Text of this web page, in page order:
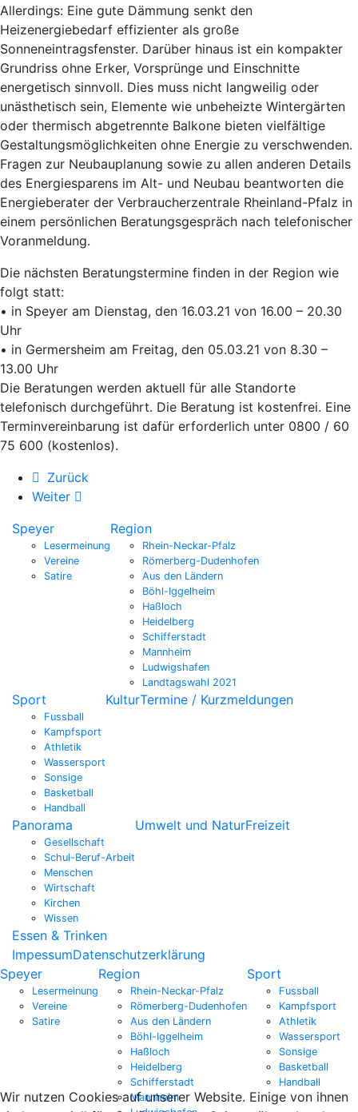
Allerdings: Eine gute Dämmung senkt den
Heizenergiebedarf effizienter als große
Sonneneintragsfenster. Darüber hinaus ist ein kompakter
Grundriss ohne Erker, Vorsprünge und Einschnitte
energetisch sinnvoll. Dies muss nicht langweilig oder
unästhetisch sein, Elemente wie unbeheizte Wintergärten
oder thermisch abgetrennte Balkone bieten vielfältige
Gestaltungsmöglichkeiten ohne Energie zu verschwenden.
Fragen zur Neubauplanung sowie zu allen anderen Details
des Energiesparens im Alt- und Neubau beantworten die
Energieberater der Verbraucherzentrale Rheinland-Pfalz in
einem persönlichen Beratungsgespräch nach telefonischer
Voranmeldung.
Die nächsten Beratungstermine finden in der Region wie
folgt statt:
• in Speyer am Dienstag, den 16.03.21 von 16.00 – 20.30
Uhr
• in Germersheim am Freitag, den 05.03.21 von 8.30 –
13.00 Uhr
Die Beratungen werden aktuell für alle Standorte
telefonisch durchgeführt. Die Beratung ist kostenfrei. Eine
Terminvereinbarung ist dafür erforderlich unter 0800 / 60
75 600 (kostenlos).
Zurück
Weiter
Speyer
Lesermeinung
Vereine
Satire
Region
Rhein-Neckar-Pfalz
Römerberg-Dudenhofen
Aus den Ländern
Böhl-Iggelheim
Haßloch
Heidelberg
Schifferstadt
Mannheim
Ludwigshafen
Landtagswahl 2021
Sport
Fussball
Kampfsport
Athletik
Wassersport
Sonsige
Basketball
Handball
KulturTermine / Kurzmeldungen
Panorama
Gesellschaft
Schul-Beruf-Arbeit
Menschen
Wirtschaft
Kirchen
Wissen
Umwelt und NaturFreizeit
Essen & Trinken
ImpessumDatenschutzerklärung
Speyer
Lesermeinung
Vereine
Satire
Region
Rhein-Neckar-Pfalz
Römerberg-Dudenhofen
Aus den Ländern
Böhl-Iggelheim
Haßloch
Heidelberg
Schifferstadt
Mannheim
Sport
Fussball
Kampfsport
Athletik
Wassersport
Sonsige
Basketball
Handball
Wir nutzen Cookies auf unserer Website. Einige von ihnen